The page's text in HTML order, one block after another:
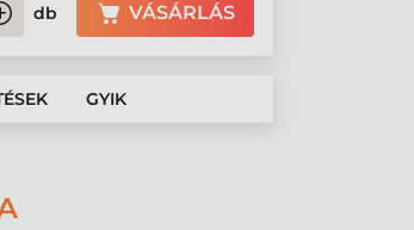
db VÁSÁRLÁS
GYIK